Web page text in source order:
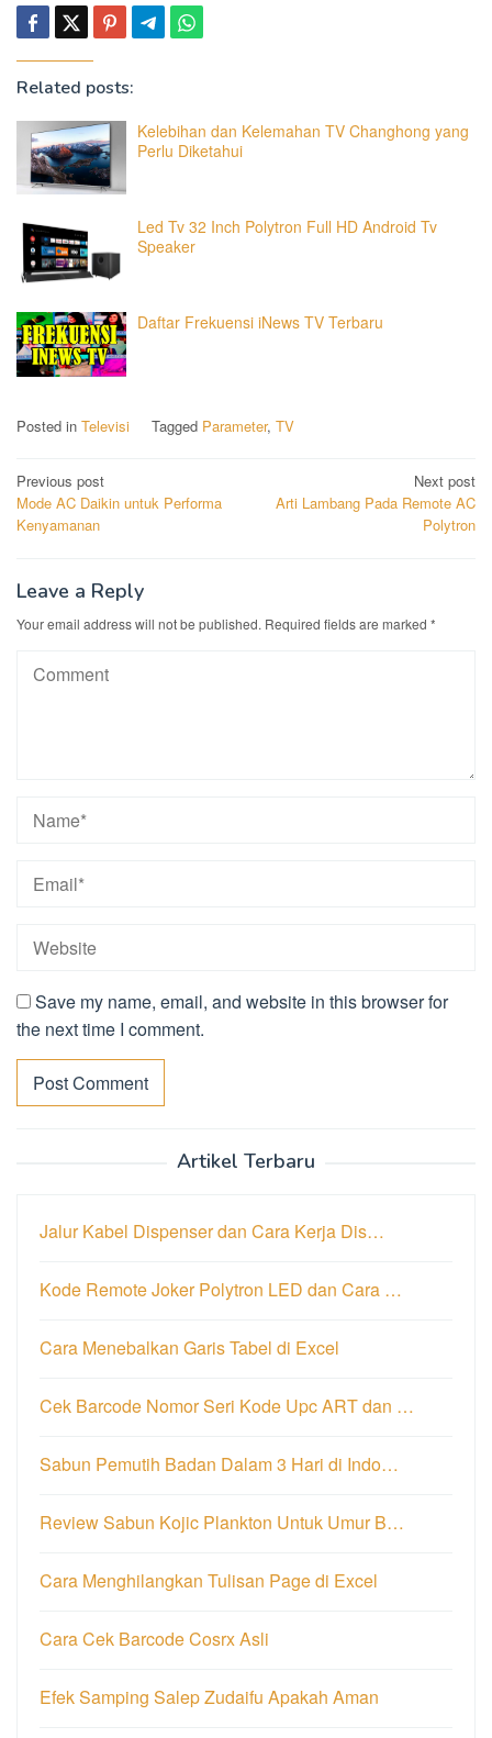
Related posts:
Kelebihan dan Kelemahan TV Changhong yang
Perlu Diketahui
Led Tv 32 Inch Polytron Full HD Android Tv
Speaker
Daftar Frekuensi iNews TV Terbaru
Posted in Televisi Tagged Parameter, TV
Post
navigation
Previous post
Mode AC Daikin untuk Performa
Kenyamanan
Next post
Arti Lambang Pada Remote AC
Polytron
Leave a Reply
Your email address will not be published. Required fields are marked *
Save my name, email, and website in this browser for
the next time I comment.
Artikel Terbaru
Jalur Kabel Dispenser dan Cara Kerja Dis…
Kode Remote Joker Polytron LED dan Cara …
Cara Menebalkan Garis Tabel di Excel
Cek Barcode Nomor Seri Kode Upc ART dan …
Sabun Pemutih Badan Dalam 3 Hari di Indo…
Review Sabun Kojic Plankton Untuk Umur B…
Cara Menghilangkan Tulisan Page di Excel
Cara Cek Barcode Cosrx Asli
Efek Samping Salep Zudaifu Apakah Aman